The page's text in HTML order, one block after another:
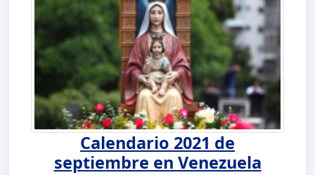
Calendario 2021 de
septiembre en Venezuela